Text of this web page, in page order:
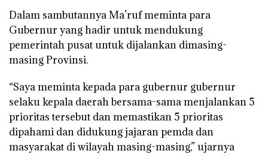
Dalam sambutannya Ma’ruf meminta para
Gubernur yang hadir untuk mendukung
pemerintah pusat untuk dijalankan dimasing-
masing Provinsi.
“Saya meminta kepada para gubernur gubernur
selaku kepala daerah bersama-sama menjalankan 5
prioritas tersebut dan memastikan 5 prioritas
dipahami dan didukung jajaran pemda dan
masyarakat di wilayah masing-masing,” ujarnya